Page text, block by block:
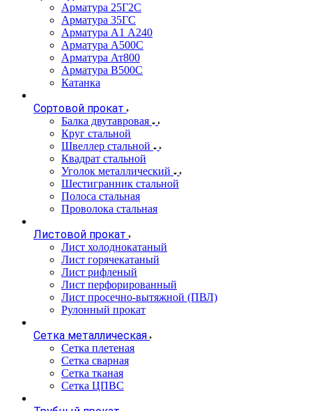
Арматура 25Г2С
Арматура 35ГС
Арматура А1 А240
Арматура А500С
Арматура Ат800
Арматура В500С
Катанка
Сортовой прокат
Балка двутавровая
Круг стальной
Швеллер стальной
Квадрат стальной
Уголок металлический
Шестигранник стальной
Полоса стальная
Проволока стальная
Листовой прокат
Лист холоднокатаный
Лист горячекатаный
Лист рифленый
Лист перфорированный
Лист просечно-вытяжной (ПВЛ)
Рулонный прокат
Сетка металлическая
Сетка плетеная
Сетка сварная
Сетка тканая
Сетка ЦПВС